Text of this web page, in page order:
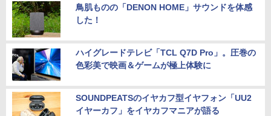
鳥肌ものの「DENON HOME」サウンドを体感
した！
ハイグレードテレビ「TCL Q7D Pro」。圧巻の
色彩美で映画＆ゲームが極上体験に
SOUNDPEATSのイヤカフ型イヤフォン「UU2
イヤーカフ」をイヤカフマニアが語る